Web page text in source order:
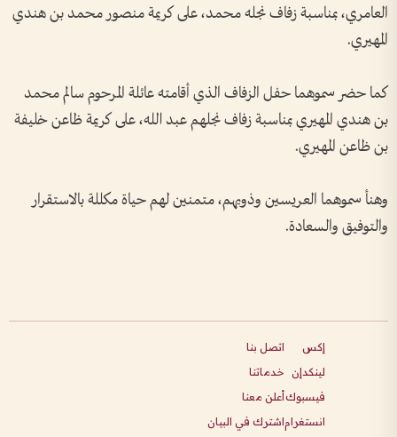
العامري، بمناسبة زفاف نجله محمد، على كريمة منصور محمد بن هندي
المهيري.
كما حضر سموهما حفل الزفاف الذي أقامته عائلة المرحوم سالم محمد
بن هندي المهيري بمناسبة زفاف نجلهم عبد الله، على كريمة ظاعن خليفة
بن ظاعن المهيري.
وهنأ سموهما العريسين وذويهم، متمنين لهم حياة مكللة بالاستقرار
والتوفيق والسعادة.
إكس
لينكدإن
فيسبوك
انستغرام
اتصل بنا
خدماتنا
أعلن معنا
اشترك في البيان